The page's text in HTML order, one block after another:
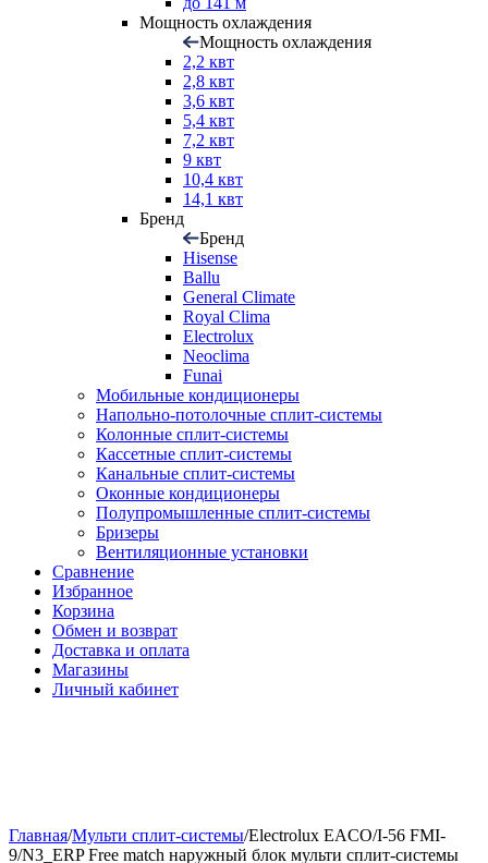
Мощность охлаждения
Мощность охлаждения
2,2 квт
2,8 квт
3,6 квт
5,4 квт
7,2 квт
9 квт
10,4 квт
14,1 квт
Бренд
Бренд
Hisense
Ballu
General Climate
Royal Clima
Electrolux
Neoclima
Funai
Мобильные кондиционеры
Напольно-потолоч​ные ​сплит-системы
Колонные ​​сплит-системы
Кассетные сплит-системы
Канальные сплит-системы
Оконные кондиционеры
Полупромышленные сплит-системы
Бризеры
Вентиляционные установки
Сравнение
Избранное
Корзина
Обмен и возврат
Доставка и оплата
Магазины
Личный кабинет
Главная/Мульти сплит-системы/Electrolux EACO/I-56 FMI-
9/N3_ERP Free match наружный блок мульти сплит-системы